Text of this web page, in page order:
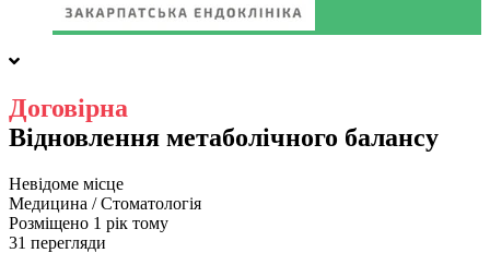
Договірна
Відновлення метаболічного балансу
Невідоме місце
Медицина / Стоматологія
Розміщено 1 рік тому
31 перегляди